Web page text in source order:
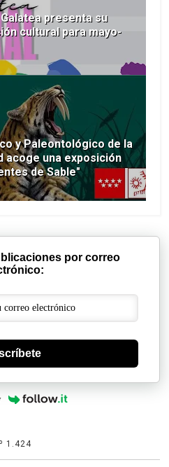
presenta su
cultural para mayo-
y Paleontológico de la
acoge una exposición
de Sable"
por correo
1.424